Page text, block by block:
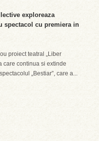
exploreaza
spectacol cu premiera in
proiect teatral „Liber
care continua si extinde
„Bestiar”, care a...